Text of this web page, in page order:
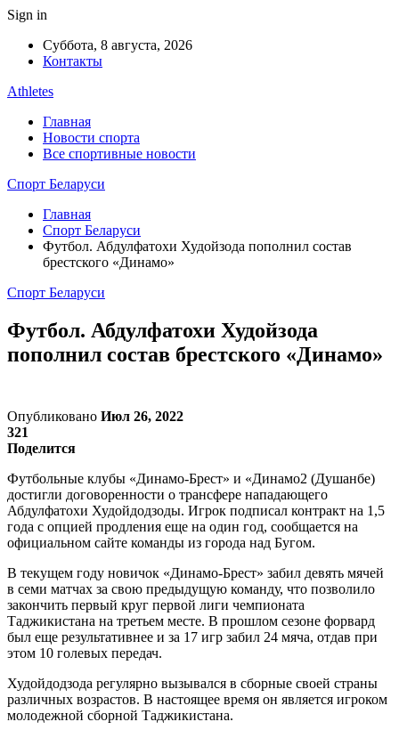
Sign in
Суббота, 8 августа, 2026
Контакты
Athletes
Главная
Новости спорта
Все спортивные новости
Спорт Беларуси
Главная
Спорт Беларуси
Футбол. Абдулфатохи Худойзода пополнил состав
брестского «Динамо»
Спорт Беларуси
Футбол. Абдулфатохи Худойзода
пополнил состав брестского «Динамо»
Опубликовано Июл 26, 2022
321
Поделится
Футбольные клубы «Динамо-Брест» и «Динамо2 (Душанбе)
достигли договоренности о трансфере нападающего
Абдулфатохи Худойдодзоды. Игрок подписал контракт на 1,5
года с опцией продления еще на один год, сообщается на
официальном сайте команды из города над Бугом.
В текущем году новичок «Динамо-Брест» забил девять мячей
в семи матчах за свою предыдущую команду, что позволило
закончить первый круг первой лиги чемпионата
Таджикистана на третьем месте. В прошлом сезоне форвард
был еще результативнее и за 17 игр забил 24 мяча, отдав при
этом 10 голевых передач.
Худойдодзода регулярно вызывался в сборные своей страны
различных возрастов. В настоящее время он является игроком
молодежной сборной Таджикистана.